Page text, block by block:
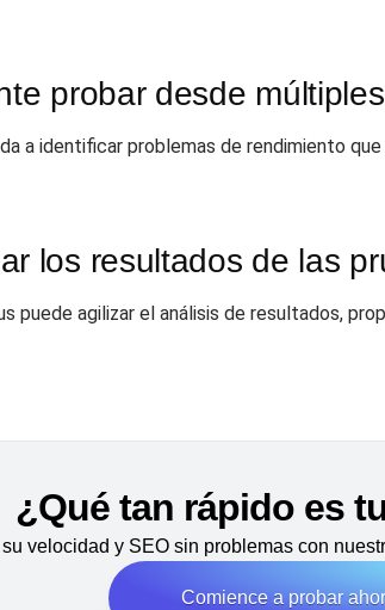
probar desde
a identificar problemas de rendimiento
los resultados de las
puede agilizar el análisis de resultados,
¿Qué tan rápido es
su velocidad y SEO sin problemas con
Comience a probar